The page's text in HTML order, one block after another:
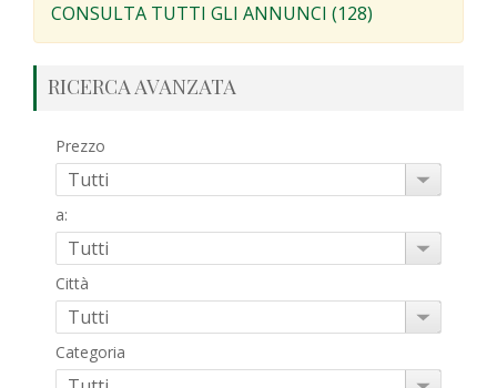
CONSULTA TUTTI GLI ANNUNCI (128)
RICERCA AVANZATA
Prezzo
a:
Città
Categoria